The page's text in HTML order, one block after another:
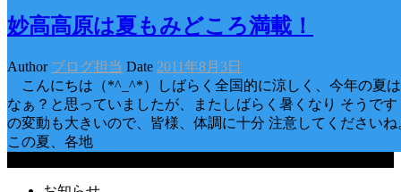
妙高高原は夏もみどころ満載！
Author ブログ担当 Date 2011年8月3日
こんにちは（*^_^*）しばらく全国的に涼しく、今年の夏
なぁ？と思っていましたが、またしばらく暑くなり そうで
の変動も大きいので、皆様、体調に十分 注意してください
この夏、各地